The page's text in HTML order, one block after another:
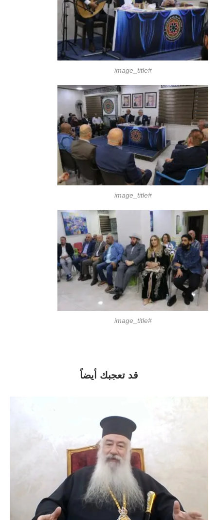
#image_title
#image_title
#image_title
قد تعجبك أيضاً